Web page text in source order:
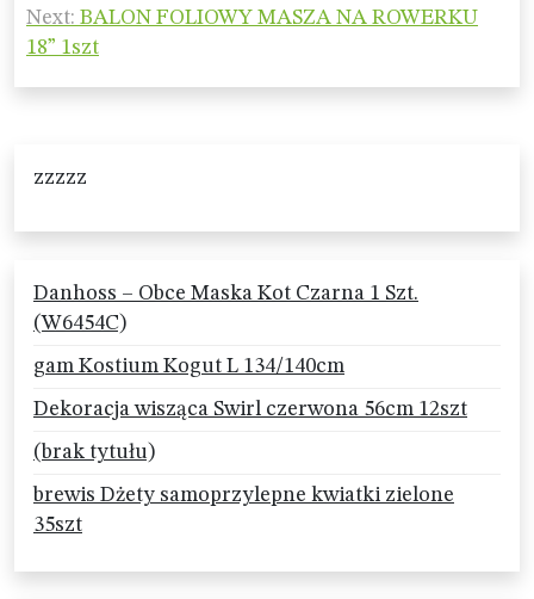
Next: BALON FOLIOWY MASZA NA ROWERKU
18” 1szt
zzzzz
Danhoss – Obce Maska Kot Czarna 1 Szt.
(W6454C)
gam Kostium Kogut L 134/140cm
Dekoracja wisząca Swirl czerwona 56cm 12szt
(brak tytułu)
brewis Dżety samoprzylepne kwiatki zielone
35szt